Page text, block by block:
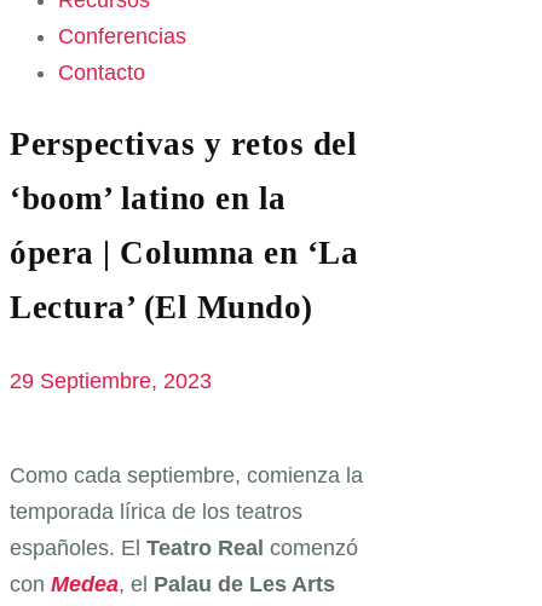
Conferencias
Contacto
Perspectivas y retos del
‘boom’ latino en la
ópera | Columna en ‘La
Lectura’ (El Mundo)
29 Septiembre, 2023
Como cada septiembre, comienza la
temporada lírica de los teatros
españoles. El Teatro Real comenzó
con Medea, el Palau de Les Arts